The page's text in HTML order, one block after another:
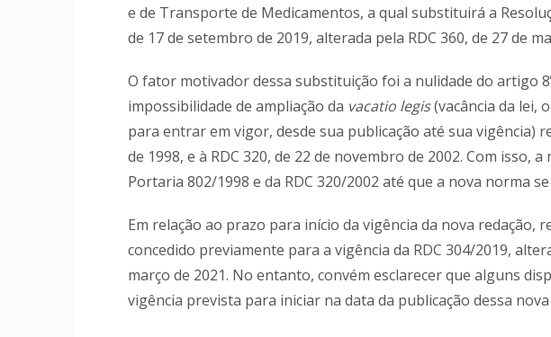
e de Transporte de Medicamentos, a qual substituirá a
de 17 de setembro de 2019, alterada pela RDC 360, de 27 de
O fator motivador dessa substituição foi a nulidade do artigo
impossibilidade de ampliação da vacatio legis(vacância da lei,
para entrar em vigor, desde sua publicação até sua vigência)
de 1998, e à RDC 320, de 22 de novembro de 2002. Com isso,
Portaria 802/1998 e da RDC 320/2002 até que a nova norma
Em relação ao prazo para início da vigência da nova redação,
concedido previamente para a vigência da RDC 304/2019,
março de 2021. No entanto, convém esclarecer que alguns
vigência prevista para iniciar na data da publicação dessa nova